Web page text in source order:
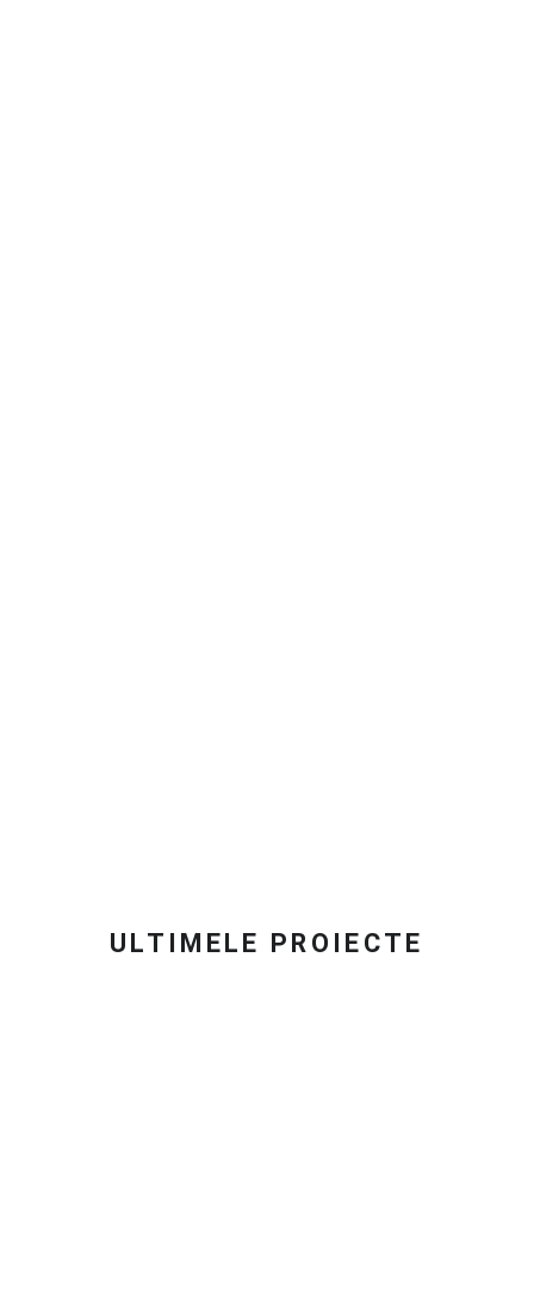
ULTIMELE PROIECTE